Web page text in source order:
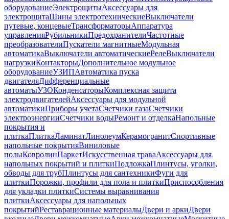
оборудованиеЭлектрощитыАксессуары для
электрощитаШины электротехническиеВыключатели
путевые, концевыеТрансформаторыАппаратура
управленияРубильникиПредохранителиЧастотные
преобразователиПускатели магнитныеМодульная
автоматикаВыключатели автоматическиеРелеВыключатели
нагрузкиКонтакторыДополнительное модульное
оборудованиеУЗИПАвтоматика пуска
двигателяДифференциальные
автоматыУЗОКонденсаторыКомплексная защита
электродвигателейАксессуары для модульной
автоматикиПриборы учетаСчетчики газаСчетчики
электроэнергииСчетчики водыРемонт и отделкаНапольные
покрытия и
плиткаПлиткаЛаминатЛинолеумКерамогранитСпортивные
напольные покрытияВиниловые
полыКовролинПаркетИскусственная траваАксессуары для
напольных покрытий и плиткиПодложкаПлинтусы, уголки,
обводы для трубПлинтусы для сантехникиФуги для
плиткиПорожки, профили для пола и плиткиПриспособления
для укладки плиткиСистемы выравнивания
плиткиАксессуары для напольных
покрытийРеставрационные материалыДвери и аркиДвери